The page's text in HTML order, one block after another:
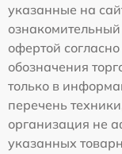
указанные на
офертой
обозначения
только в
перечень
организация не
указанных